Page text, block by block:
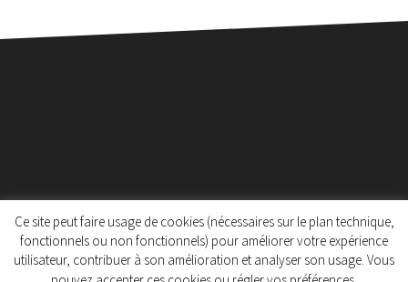
Protection des données personnelles
Ce site peut faire usage de cookies (nécessaires sur le plan technique,
fonctionnels ou non fonctionnels) pour améliorer votre expérience
utilisateur, contribuer à son amélioration et analyser son usage. Vous